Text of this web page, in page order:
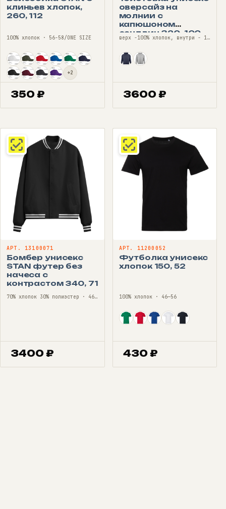
клиньев хлопок,
260, 112
100% хлопок · 56-58/ONE SIZE
+2
350 ₽
оверсайз на
молнии с
капюшоном
сэндвич 320, 100
верх -100% хлопок, внутри - 100% полиэстер (флис) · 44—54
3600 ₽
АРТ. 13100071
Бомбер унисекс
STAN футер без
начеса с
контрастом 340, 71
70% хлопок 30% полиэстер · 46—56
3400 ₽
АРТ. 11200052
Футболка унисекс
хлопок 150, 52
100% хлопок · 46—56
430 ₽